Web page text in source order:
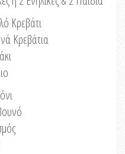
Κρεβάτι
Κρεβάτια